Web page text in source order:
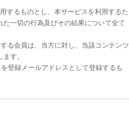
するものとし、本サービスを利用するた
一切の行為及びその結果について全て
る会員は、当方に対し、当該コンテンツ
す。
登録メールアドレスとして登録するも